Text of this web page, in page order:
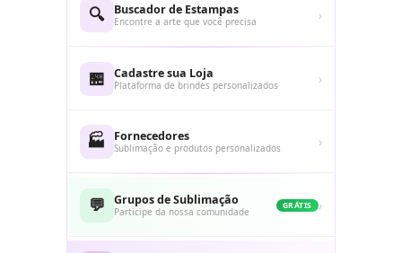
🔍 Buscador de Estampas
Encontre a arte que você precisa ›
🏪 Cadastre sua Loja
Plataforma de brindes personalizados ›
🏭 Fornecedores
Sublimação e produtos personalizados ›
💬 Grupos de Sublimação
Participe da nossa comunidade
GRÁTIS ›